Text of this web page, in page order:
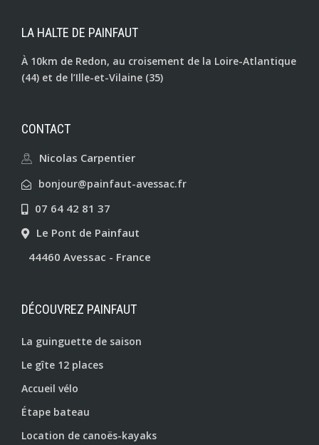
LA HALTE DE PAINFAUT
À 10km de Redon, au croisement de la Loire-Atlantique
(44) et de l’Ille-et-Vilaine (35)
CONTACT
Nicolas Carpentier
bonjour@painfaut-avessac.fr
07 64 42 81 37
Le Pont de Painfaut
44460 Avessac - France
DÉCOUVREZ PAINFAUT
La guinguette de saison
Le gîte 12 places
Accueil vélo
Étape bateau
Location de canoës-kayaks